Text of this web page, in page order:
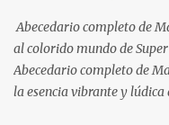
Abecedario completo de
al colorido mundo de
Abecedario completo de
la esencia vibrante y